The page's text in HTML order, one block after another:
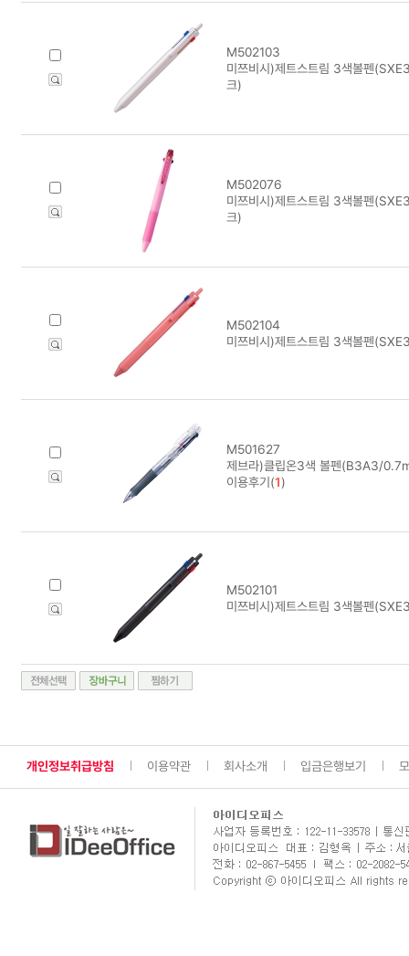
M502103
미쯔비시)제트스트림 3색볼펜
크)
M502076
미쯔비시)제트스트림 3색볼펜
크)
M502104
미쯔비시)제트스트림 3색볼펜
M501627
제브라)클립온3색 볼펜(B3A3/
이용후기(1)
M502101
미쯔비시)제트스트림 3색볼펜
개인정보취급방침 이용약관 회사소개 입금은행보기